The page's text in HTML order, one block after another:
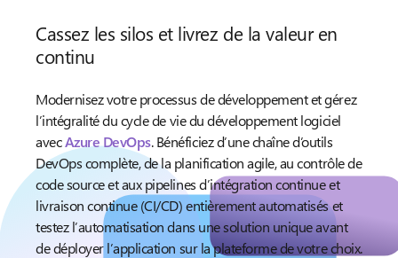
Cassez les silos et livrez de la valeur en
continu
Modernisez votre processus de développement et gérez
l’intégralité du cycle de vie du développement logiciel
avecAzure DevOps. Bénéficiez d’une chaîne d’outils
DevOps complète, de la planification agile, au contrôle de
code source et aux pipelines d’intégration continue et
livraison continue (CI/CD) entièrement automatisés et
testez l’automatisation dans une solution unique avant
de déployer l’application sur la plateforme de votre choix.